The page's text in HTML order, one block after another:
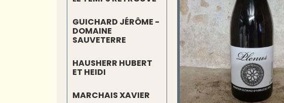
GUICHARD JÉRÔME -
DOMAINE
SAUVETERRE
HAUSHERR HUBERT
ET HEIDI
MARCHAIS XAVIER